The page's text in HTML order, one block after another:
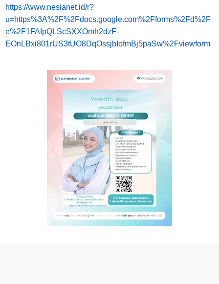
https://www.nesianet.id/r?
u=https%3A%2F%2Fdocs.google.com%2Fforms%2Fd%2F
e%2F1FAIpQLScSXXOmh2dzF-
EOnLBxi801rUS3tUO8DqOssjbIofmBj5paSw%2Fviewform